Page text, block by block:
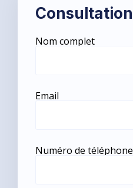
Consultation
Nom complet
Email
Numéro de téléphone